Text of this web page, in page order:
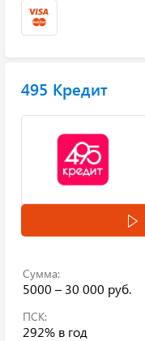
495 Кредит
Сумма:
5000 – 30 000 руб.
ПСК:
292% в год